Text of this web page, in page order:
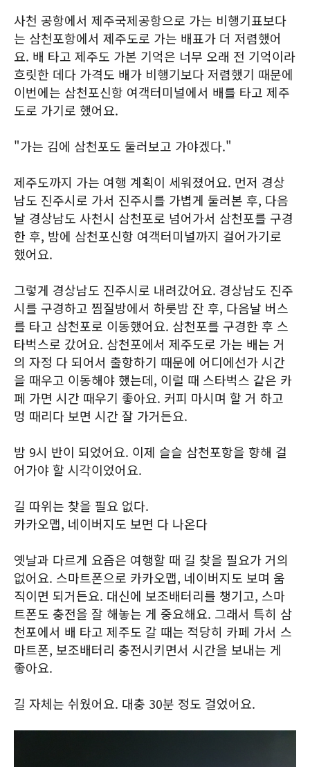
사천 공항에서 제주국제공항으로 가는 비행기표보다
는 삼천포항에서 제주도로 가는 배표가 더 저렴했어
요. 배 타고 제주도 가본 기억은 너무 오래 전 기억이라
흐릿한 데다 가격도 배가 비행기보다 저렴했기 때문에
이번에는 삼천포신항 여객터미널에서 배를 타고 제주
도로 가기로 했어요.
"가는 김에 삼천포도 둘러보고 가야겠다."
제주도까지 가는 여행 계획이 세워졌어요. 먼저 경상
남도 진주시로 가서 진주시를 가볍게 둘러본 후, 다음
날 경상남도 사천시 삼천포로 넘어가서 삼천포를 구경
한 후, 밤에 삼천포신항 여객터미널까지 걸어가기로
했어요.
그렇게 경상남도 진주시로 내려갔어요. 경상남도 진주
시를 구경하고 찜질방에서 하룻밤 잔 후, 다음날 버스
를 타고 삼천포로 이동했어요. 삼천포를 구경한 후 스
타벅스로 갔어요. 삼천포에서 제주도로 가는 배는 거
의 자정 다 되어서 출항하기 때문에 어디에선가 시간
을 때우고 이동해야 했는데, 이럴 때 스타벅스 같은 카
페 가면 시간 때우기 좋아요. 커피 마시며 할 거 하고
멍 때리다 보면 시간 잘 가거든요.
밤 9시 반이 되었어요. 이제 슬슬 삼천포항을 향해 걸
어가야 할 시각이었어요.
길 따위는 찾을 필요 없다.
카카오맵, 네이버지도 보면 다 나온다
옛날과 다르게 요즘은 여행할 때 길 찾을 필요가 거의
없어요. 스마트폰으로 카카오맵, 네이버지도 보며 움
직이면 되거든요. 대신에 보조배터리를 챙기고, 스마
트폰도 충전을 잘 해놓는 게 중요해요. 그래서 특히 삼
천포에서 배 타고 제주도 갈 때는 적당히 카페 가서 스
마트폰, 보조배터리 충전시키면서 시간을 보내는 게
좋아요.
길 자체는 쉬웠어요. 대충 30분 정도 걸었어요.